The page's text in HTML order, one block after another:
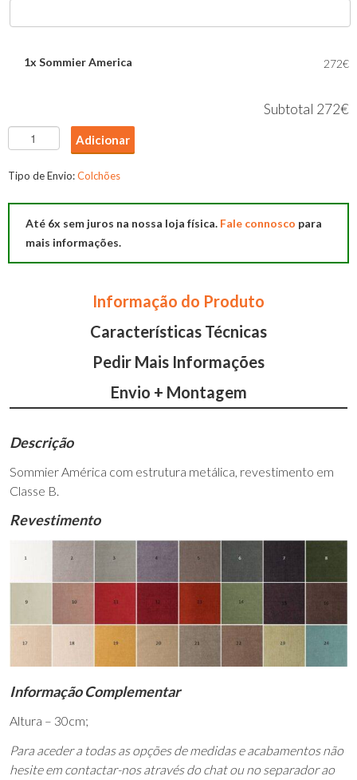
1x Sommier America 272€
Subtotal 272€
Quantidade
de
Sommier
Adicionar
Tipo de Envio:Colchões
Até 6x sem juros na nossa loja física. Fale connosco para
mais informações.
Informação do Produto
Características Técnicas
Pedir Mais Informações
Envio + Montagem
Descrição
Sommier América com estrutura metálica, revestimento em
Classe B.
Revestimento
Informação Complementar
Altura – 30cm;
Para aceder a todas as opções de medidas e acabamentos não
hesite em contactar-nos através do chat ou no separador ao